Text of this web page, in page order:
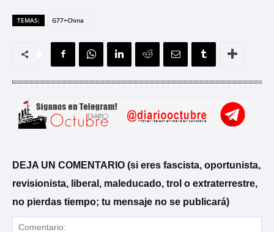
TEMAS: G77+China
DEJA UN COMENTARIO (si eres fascista, oportunista,
revisionista, liberal, maleducado, trol o extraterrestre,
no pierdas tiempo; tu mensaje no se publicará)